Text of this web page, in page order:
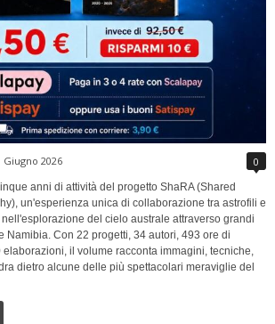
Giugno 2026 0
anni di attività del progetto ShaRA (Shared
un'esperienza unica di collaborazione tra astrofili e
del cielo australe attraverso grandi
Namibia. Con 22 progetti, 34 autori, 493 ore di
il volume racconta immagini, tecniche,
dietro alcune delle più spettacolari meraviglie del